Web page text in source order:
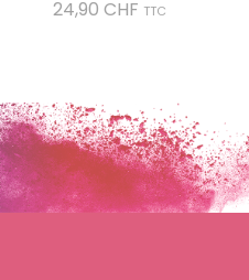
24,90 CHF Preis
TTC